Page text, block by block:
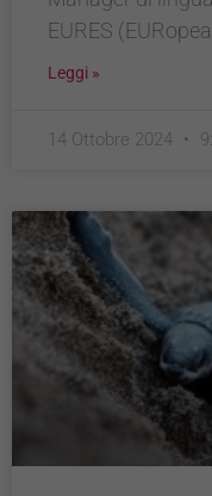
EURES
Leggi »
14 Ottobre 2024